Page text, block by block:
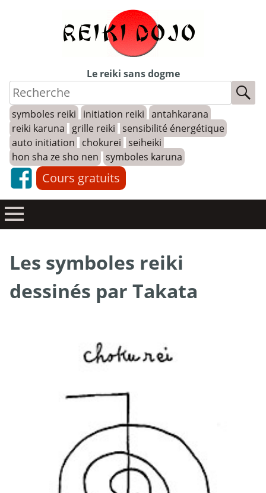
Le reiki sans dogme
symboles reiki initiation reiki antahkarana
reiki karuna
grille reiki sensibilité énergétique
auto initiation
chokurei seiheiki
hon sha ze sho nen symboles karuna
Cours gratuits
Les symboles reiki
dessinés par Takata